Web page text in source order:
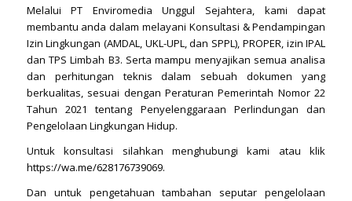
Melalui PT Enviromedia Unggul Sejahtera, kami dapat
membantu anda dalam melayani Konsultasi & Pendampingan
Izin Lingkungan (AMDAL, UKL-UPL, dan SPPL), PROPER, izin IPAL
dan TPS Limbah B3. Serta mampu menyajikan semua analisa
dan perhitungan teknis dalam sebuah dokumen yang
berkualitas, sesuai dengan Peraturan Pemerintah Nomor 22
Tahun 2021 tentang Penyelenggaraan Perlindungan dan
Pengelolaan Lingkungan Hidup.
Untuk konsultasi silahkan menghubungi kami atau klik
https://wa.me/628176739069.
Dan untuk pengetahuan tambahan seputar pengelolaan